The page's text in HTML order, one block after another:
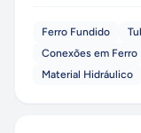
Ferro Fundido
Conexões em Ferro
Material Hidráulico